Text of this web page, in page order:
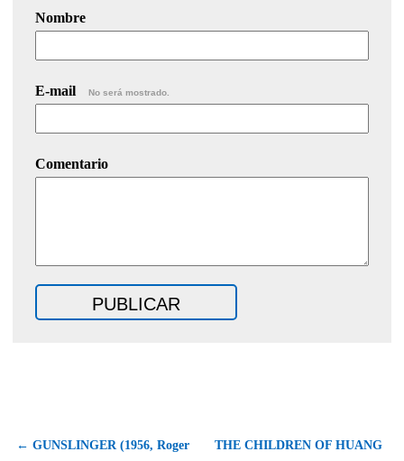
Nombre
E-mail No será mostrado.
Comentario
← GUNSLINGER (1956, Roger THE CHILDREN OF HUANG